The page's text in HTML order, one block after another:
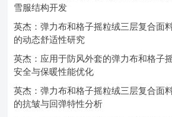
雪服结构开发
英杰：弹力布和格子摇粒绒三层复合面
的动态舒适性研究
英杰：应用于防风外套的弹力布和格子
安全与保暖性能优化
英杰：弹力布和格子摇粒绒三层复合面
的抗皱与回弹特性分析